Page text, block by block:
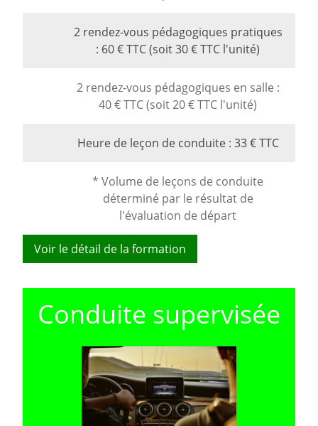
2 rendez-vous pédagogiques pratiques
: 60 € TTC (soit 30 € TTC l'unité)
2 rendez-vous pédagogiques en salle :
40 € TTC (soit 20 € TTC l'unité)
Heure de leçon de conduite : 33 € TTC
* Volume de leçons de conduite
déterminé par le résultat de
l'évaluation de départ
Voir le détail de la formation
Conduite supervisée